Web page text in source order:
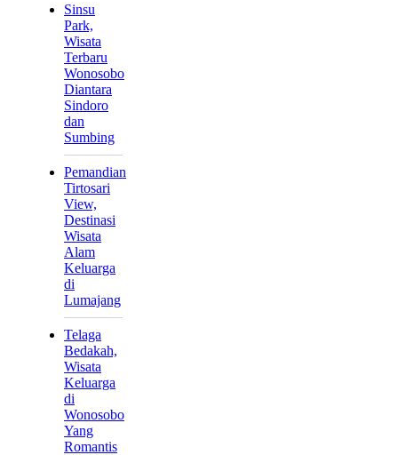
Sinsu
Park,
Wisata
Terbaru
Wonosobo
Diantara
Sindoro
dan
Sumbing
Pemandian
Tirtosari
View,
Destinasi
Wisata
Alam
Keluarga
di
Lumajang
Telaga
Bedakah,
Wisata
Keluarga
di
Wonosobo
Yang
Romantis